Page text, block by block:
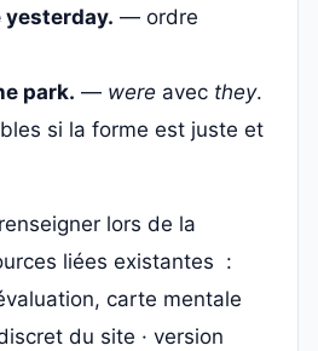
yesterday. — ordre
park. — were avec they.
si la forme est juste et
lors de la
liées existantes :
carte mentale
du site · version